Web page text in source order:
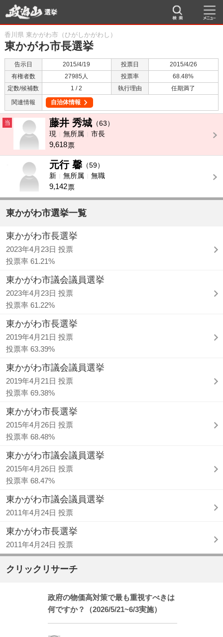
選挙
香川県 東かがわ市（ひがしかがわし）
東かがわ市長選挙
告示日 2015/4/19 投票日
2015/4/26
有権者数
27985人 投票率
68.48%
定数/候補数
1 / 2 執行理由
任期満了
関連情報
自治体情報
当 藤井 秀城 （63）
現
無所属 市長
9,618票
元行 馨 （59）
新
無所属 無職
9,142票
東かがわ市選挙一覧
東かがわ市長選挙
2023年4月23日 投票
投票率 61.21%
東かがわ市議会議員選挙
2023年4月23日 投票
投票率 61.22%
東かがわ市長選挙
2019年4月21日 投票
投票率 63.39%
東かがわ市議会議員選挙
2019年4月21日 投票
投票率 69.38%
東かがわ市長選挙
2015年4月26日 投票
投票率 68.48%
東かがわ市議会議員選挙
2015年4月26日 投票
投票率 68.47%
東かがわ市議会議員選挙
2011年4月24日 投票
東かがわ市長選挙
2011年4月24日 投票
クリックリサーチ
政府の物価高対策で最も重視すべきは
何ですか？（2026/5/21~6/3実施）